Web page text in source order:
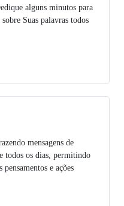
alguns minutos para
Suas palavras todos
mensagens de
todos os dias, permitindo
pensamentos e ações